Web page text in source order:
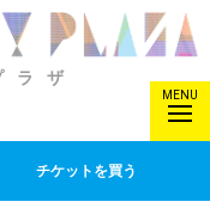
ラザ
MENU
チケットを買う